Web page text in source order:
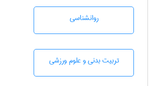
روانشناسی
تربيت بدنی و علوم ورزشی